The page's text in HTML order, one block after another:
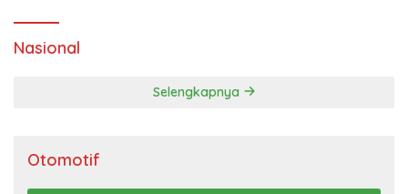
Nasional
Selengkapnya
Otomotif